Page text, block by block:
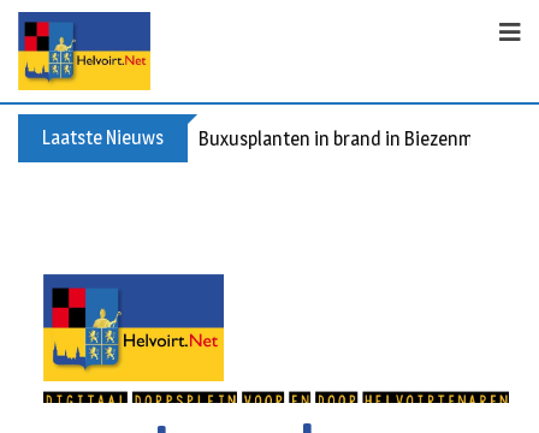
Laatste Nieuws Buxusplanten in brand in Biezenmortel,